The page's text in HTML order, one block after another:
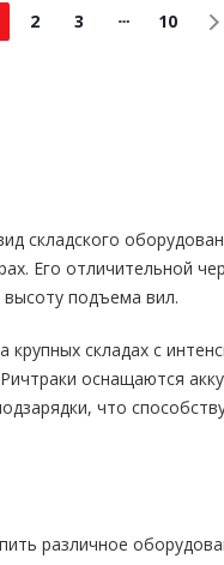
2 3 10
складского
Его отличительной
подъема вил.
складах с
оснащаются
что
различное